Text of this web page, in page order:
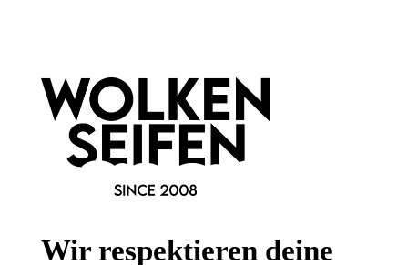
Informationen
Gesetzliche Informationen
Wissenswertes
FAQWir respektieren deine